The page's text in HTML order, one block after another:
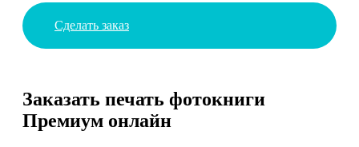
Сделать заказ
Заказать печать фотокниги
Премиум онлайн